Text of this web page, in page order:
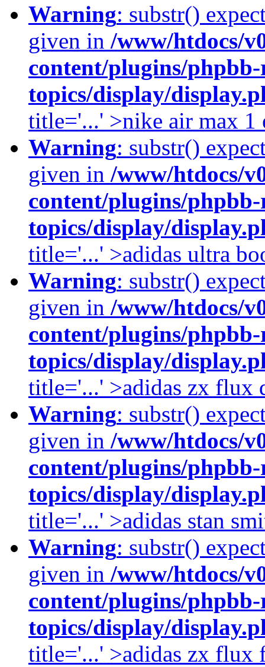
Warning: substr()
given in /www/htdocs/
content/plugins/phpbb-
topics/display/
title='...' >nike air max 1
Warning: substr()
given in /www/htdocs/
content/plugins/phpbb-
topics/display/
title='...' >adidas ultra
Warning: substr()
given in /www/htdocs/
content/plugins/phpbb-
topics/display/
title='...' >adidas zx flux
Warning: substr()
given in /www/htdocs/
content/plugins/phpbb-
topics/display/
title='...' >adidas stan
Warning: substr()
given in /www/htdocs/
content/plugins/phpbb-
topics/display/
title='...' >adidas zx flux